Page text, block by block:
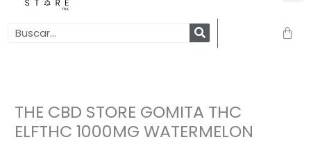
Search
THE CBD STORE GOMITA THC
ELFTHC 1000MG WATERMELON